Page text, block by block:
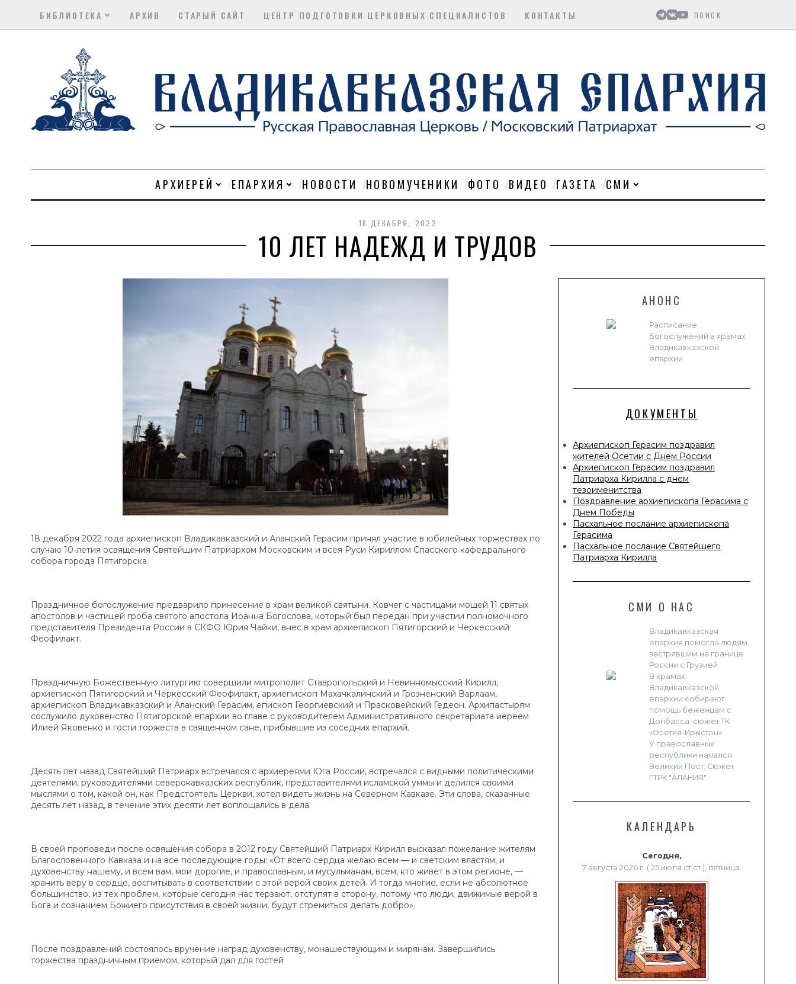
БИБЛИОТЕКА АРХИВ СТАРЫЙ САЙТ ЦЕНТР ПОДГОТОВКИ ЦЕРКОВНЫХ СПЕЦИАЛИСТОВ КОНТАКТЫ
АРХИЕРЕЙ ЕПАРХИЯ НОВОСТИ НОВОМУЧЕНИКИ ФОТО ВИДЕО ГАЗЕТА СМИ
18 ДЕКАБРЯ, 2022
10 ЛЕТ НАДЕЖД И ТРУДОВ
АНОНС
Расписание
Богослужений в храмах
Владикавказской
епархии
ДОКУМЕНТЫ
Архиепископ Герасим поздравил
жителей Осетии с Днем России
Архиепископ Герасим поздравил
Патриарха Кирилла с днем
тезоименитства
Поздравление архиепископа Герасима с
Днем Победы
Пасхальное послание архиепископа
Герасима
Пасхальное послание Святейшего
Патриарха Кирилла
СМИ О НАС
Владикавказская
епархия помогла людям,
застрявшим на границе
России с Грузией
В храмах
Владикавказской
епархии собирают
помощь беженцам с
Донбасса. сюжет ТК
«Осетия-Ирыстон»
У православных
республики начался
Великий Пост. Сюжет
ГТРК "АЛАНИЯ"
КАЛЕНДАРЬ
Сегодня,
7 августа 2026 г. ( 25 июля ст.ст.), пятница.
18 декабря 2022 года архиепископ Владикавказский и Аланский Герасим принял участие в юбилейных торжествах по
случаю 10-летия освящения Святейшим Патриархом Московским и всея Руси Кириллом Спасского кафедрального
собора города Пятигорска.
Праздничное богослужение предварило принесение в храм великой святыни. Ковчег с частицами мощей 11 святых
апостолов и частицей гроба святого апостола Иоанна Богослова, который был передан при участии полномочного
представителя Президента России в СКФО Юрия Чайки, внес в храм архиепископ Пятигорский и Черкесский
Феофилакт.
Праздничную Божественную литургию совершили митрополит Ставропольский и Невинномысский Кирилл,
архиепископ Пятигорский и Черкесский Феофилакт, архиепископ Махачкалинский и Грозненский Варлаам,
архиепископ Владикавказский и Аланский Герасим, епископ Георгиевский и Прасковейский Гедеон. Архипастырям
сослужило духовенство Пятигорской епархии во главе с руководителем Административного секретариата иереем
Илией Яковенко и гости торжеств в священном сане, прибывшие из соседних епархий.
Десять лет назад Святейший Патриарх встречался с архиереями Юга России, встречался с видными политическими
деятелями, руководителями северокавказских республик, представителями исламской уммы и делился своими
мыслями о том, какой он, как Предстоятель Церкви, хотел видеть жизнь на Северном Кавказе. Эти слова, сказанные
десять лет назад, в течение этих десяти лет воплощались в дела.
В своей проповеди после освящения собора в 2012 году Святейший Патриарх Кирилл высказал пожелание жителям
Благословенного Кавказа и на все последующие годы: «От всего сердца желаю всем — и светским властям, и
духовенству нашему, и всем вам, мои дорогие, и православным, и мусульманам, всем, кто живет в этом регионе, —
хранить веру в сердце, воспитывать в соответствии с этой верой своих детей. И тогда многие, если не абсолютное
большинство, из тех проблем, которые сегодня нас терзают, отступят в сторону, потому что люди, движимые верой в
Бога и сознанием Божиего присутствия в своей жизни, будут стремиться делать добро».
После поздравлений состоялось вручение наград духовенству, монашествующим и мирянам. Завершились
торжества праздничным приемом, который дал для гостей